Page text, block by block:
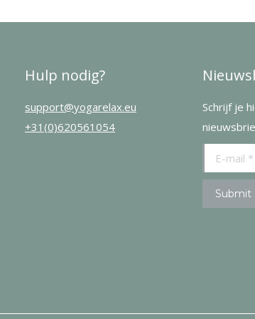
Hulp nodig?
support@yogarelax.eu
+31(0)620561054
Schrijf je
E-mail *
Submit